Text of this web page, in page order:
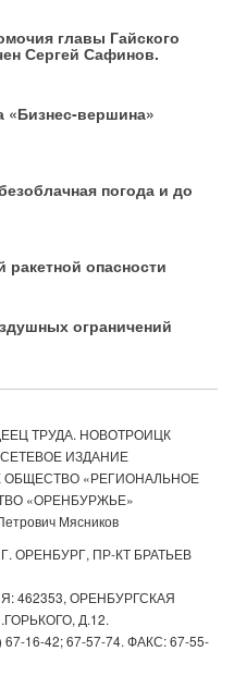
главы Гайского
Сергей Сафинов.
«Бизнес‑вершина»
погода и до
опасности
ограничений
ТРУДА. НОВОТРОИЦК
ИЗДАНИЕ
«РЕГИОНАЛЬНОЕ
«ОРЕНБУРЖЬЕ»
Мясников
ОРЕНБУРГ, ПР-КТ БРАТЬЕВ
462353, ОРЕНБУРГСКАЯ
Д.12.
16-42; 67-57-74. ФАКС: 67-55-